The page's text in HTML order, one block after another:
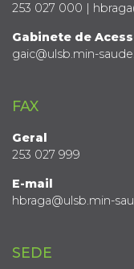
253 027 000 |
Gabinete de
gaic@ulsb.min-
FAX
Geral
253 027 999
E-mail
hbraga@ulsb.min-
SEDE